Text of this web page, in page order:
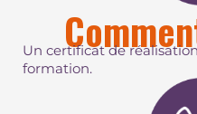
Un certificat de
formation.